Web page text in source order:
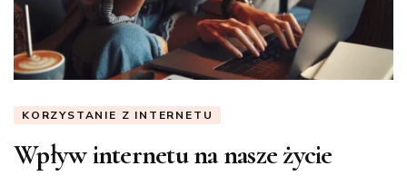
KORZYSTANIE Z INTERNETU
Wpływ internetu na nasze życie